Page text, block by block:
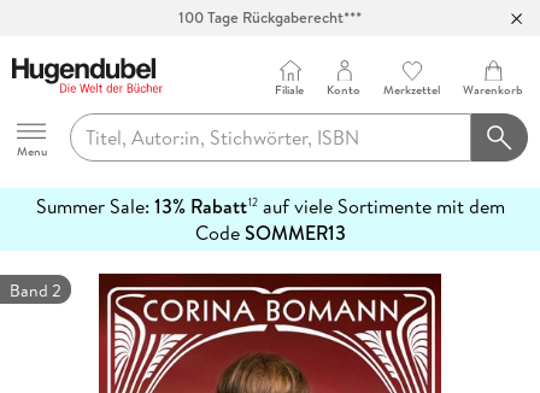
100 Tage Rückgaberecht***
Hugendubel
Menu
Filiale Konto Merkzettel Warenkorb
Summer Sale: 13% Rabatt12auf viele Sortimente mit dem
CodeSOMMER13
erfahren
Band 2